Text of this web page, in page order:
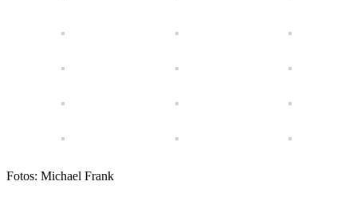
Fotos: Michael Frank